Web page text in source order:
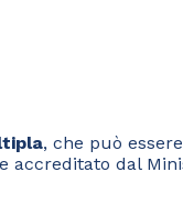
, che può
accreditato dal